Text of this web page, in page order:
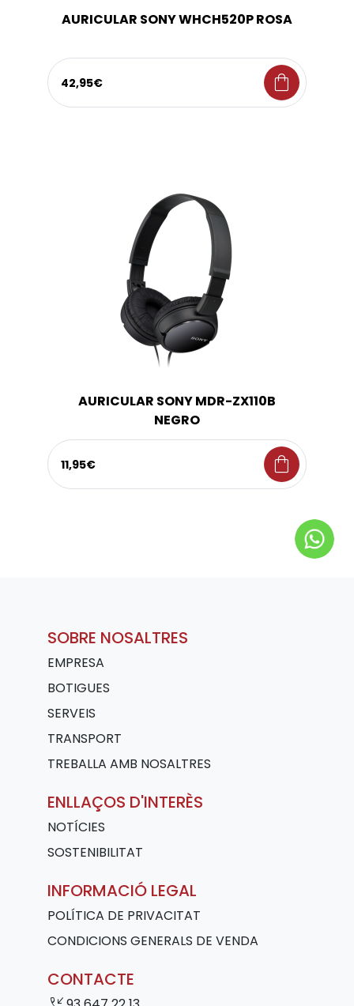
AURICULAR SONY WHCH520P ROSA
42,95€ shopping_bag
AURICULAR SONY MDR-ZX110B
NEGRO
11,95€ shopping_bag
SOBRE NOSALTRES
EMPRESA
BOTIGUES
SERVEIS
TRANSPORT
TREBALLA AMB NOSALTRES
ENLLAÇOS D'INTERÈS
NOTÍCIES
SOSTENIBILITAT
INFORMACIÓ LEGAL
POLÍTICA DE PRIVACITAT
CONDICIONS GENERALS DE VENDA
CONTACTE